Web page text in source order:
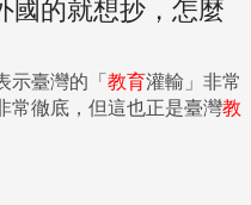
國的就想抄，怎麼
示臺灣的「教育灌輸」非常
常徹底，但這也正是臺灣教